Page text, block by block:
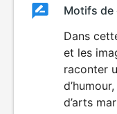
Classement
Motifs de
Dans
et les
raconter
d’arts